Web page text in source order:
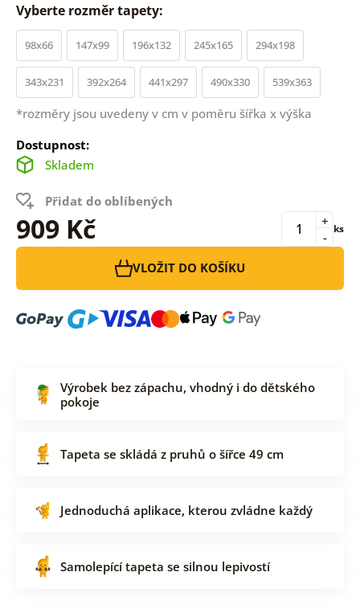
Vyberte rozměr tapety:
98x66 147x99 196x132 245x165 294x198
343x231 392x264 441x297 490x330 539x363
*rozměry jsou uvedeny v cm v poměru šířka x výška
Dostupnost:
Skladem
Přidat do oblíbených
909 Kč -
+ ks
VLOŽIT DO KOŠÍKU
Výrobek bez zápachu, vhodný i do dětského
pokoje
Tapeta se skládá z pruhů o šířce 49 cm
Jednoduchá aplikace, kterou zvládne každý
Samolepící tapeta se silnou lepivostí